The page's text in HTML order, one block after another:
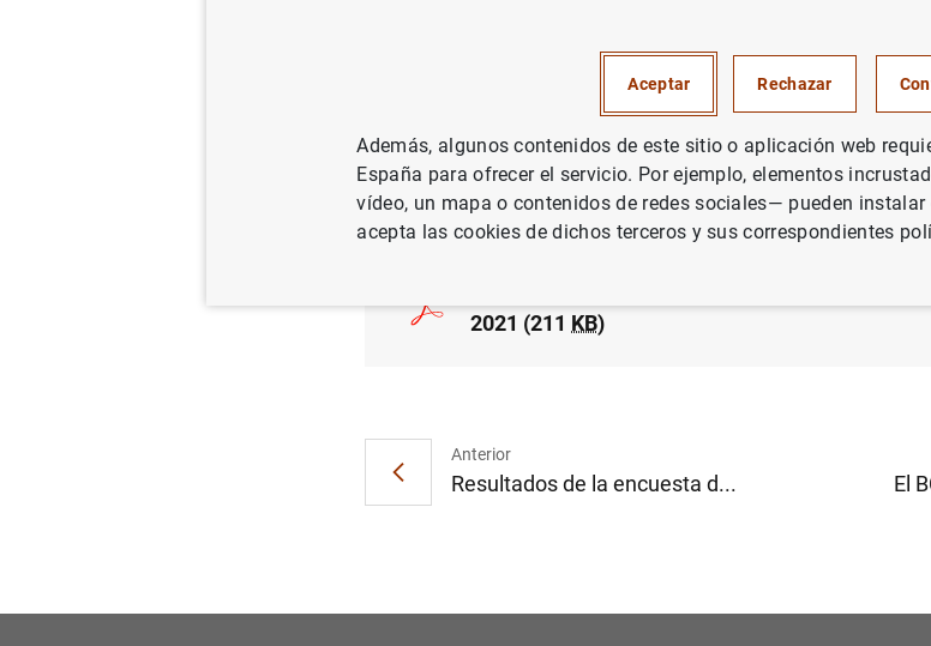
del euro: febrero de 2021
ESPAÑA
2021 (211 KB)
Anterior
Resultados de la encuesta d... El
Aceptar Rechazar
Además, algunos contenidos de este sitio o aplicación web
España para ofrecer el servicio. Por ejemplo, elementos
vídeo, un mapa o contenidos de redes sociales— pueden
acepta las cookies de dichos terceros y sus correspondientes